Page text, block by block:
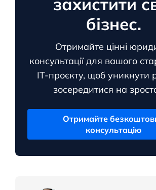
бізнес.
Отримайте цінні
консультації для вашого
ІТ-проєкту, щоб уникнути
зосередитися на
Отримайте
консультацію